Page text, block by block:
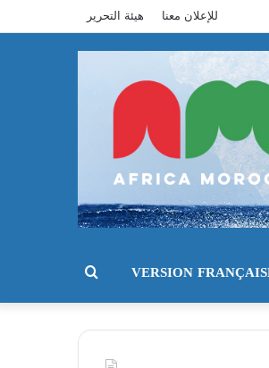
للإعلان معنا هيئة التحرير
VERSION بحث